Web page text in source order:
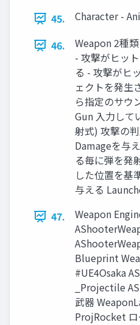
45.
Character -
46.
Weapon 2種
- 攻撃がヒッ
る - 攻撃がヒ
ェクトを発生
ら指定のサウ
Gun 入力して
射式) 攻撃の
Damageを与
る毎に弾を発
した位置を基
与える
47.
Weapon
Blueprint
#UE4Osaka
_Projectile
武器
ProjRocket